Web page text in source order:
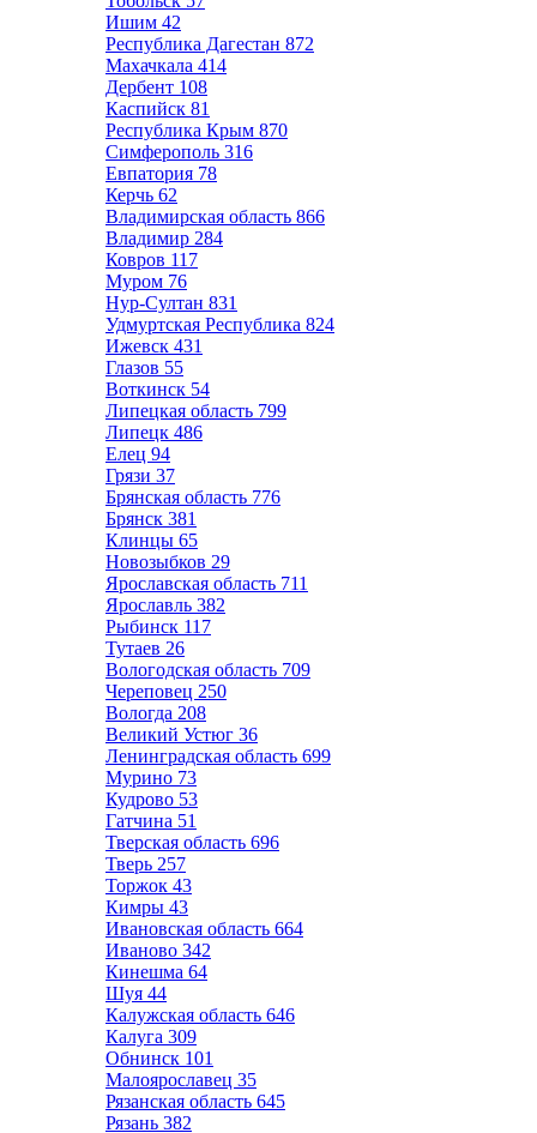
Ишим 42
Республика Дагестан 872
Махачкала 414
Дербент 108
Каспийск 81
Республика Крым 870
Симферополь 316
Евпатория 78
Керчь 62
Владимирская область 866
Владимир 284
Ковров 117
Муром 76
Нур-Султан 831
Удмуртская Республика 824
Ижевск 431
Глазов 55
Воткинск 54
Липецкая область 799
Липецк 486
Елец 94
Грязи 37
Брянская область 776
Брянск 381
Клинцы 65
Новозыбков 29
Ярославская область 711
Ярославль 382
Рыбинск 117
Тутаев 26
Вологодская область 709
Череповец 250
Вологда 208
Великий Устюг 36
Ленинградская область 699
Мурино 73
Кудрово 53
Гатчина 51
Тверская область 696
Тверь 257
Торжок 43
Кимры 43
Ивановская область 664
Иваново 342
Кинешма 64
Шуя 44
Калужская область 646
Калуга 309
Обнинск 101
Малоярославец 35
Рязанская область 645
Рязань 382